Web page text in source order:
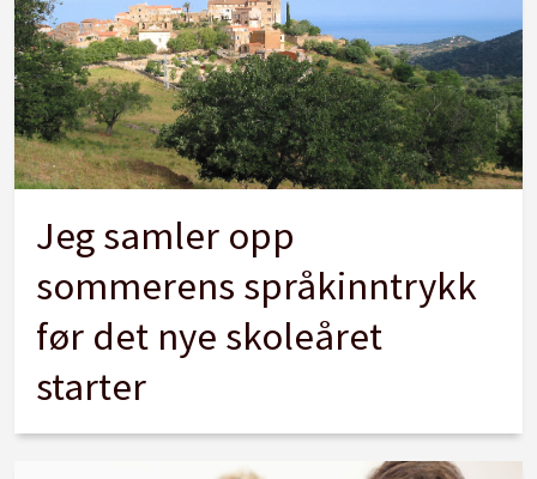
Jeg samler opp
sommerens språkinntrykk
før det nye skoleåret
starter